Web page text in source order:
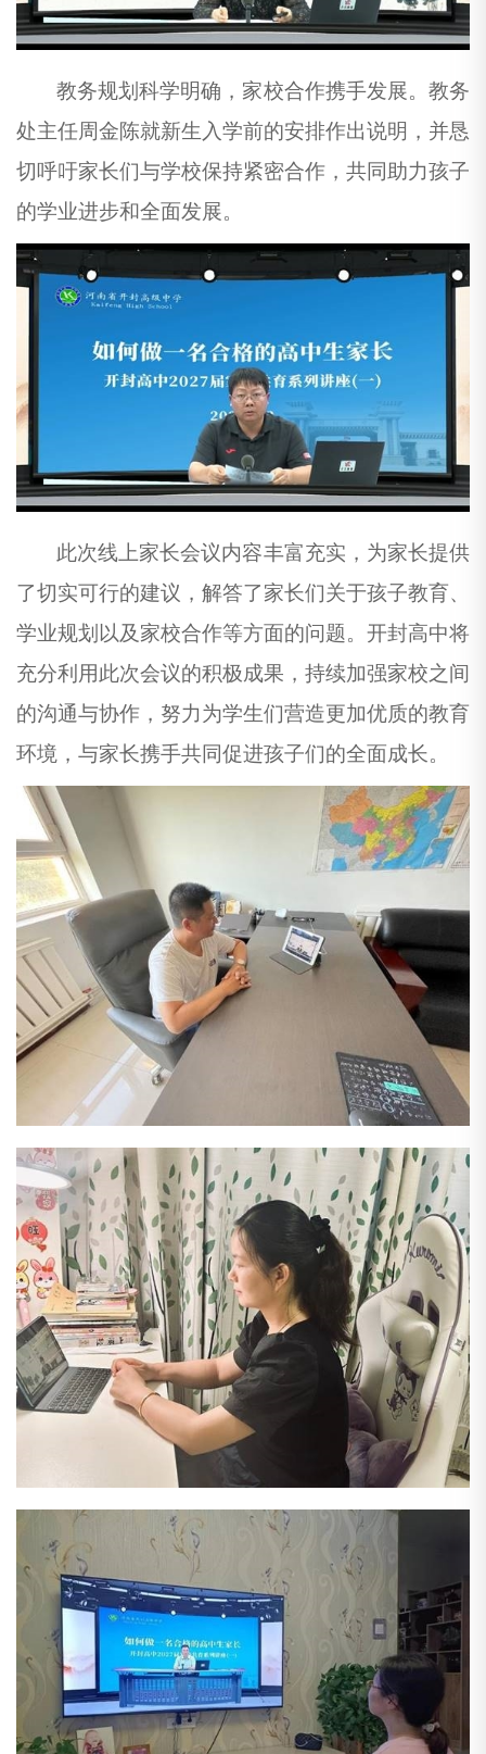
教务规划科学明确，家校合作携手发展。教务
处主任周金陈就新生入学前的安排作出说明，并恳
切呼吁家长们与学校保持紧密合作，共同助力孩子
的学业进步和全面发展。
此次线上家长会议内容丰富充实，为家长提供
了切实可行的建议，解答了家长们关于孩子教育、
学业规划以及家校合作等方面的问题。开封高中将
充分利用此次会议的积极成果，持续加强家校之间
的沟通与协作，努力为学生们营造更加优质的教育
环境，与家长携手共同促进孩子们的全面成长。